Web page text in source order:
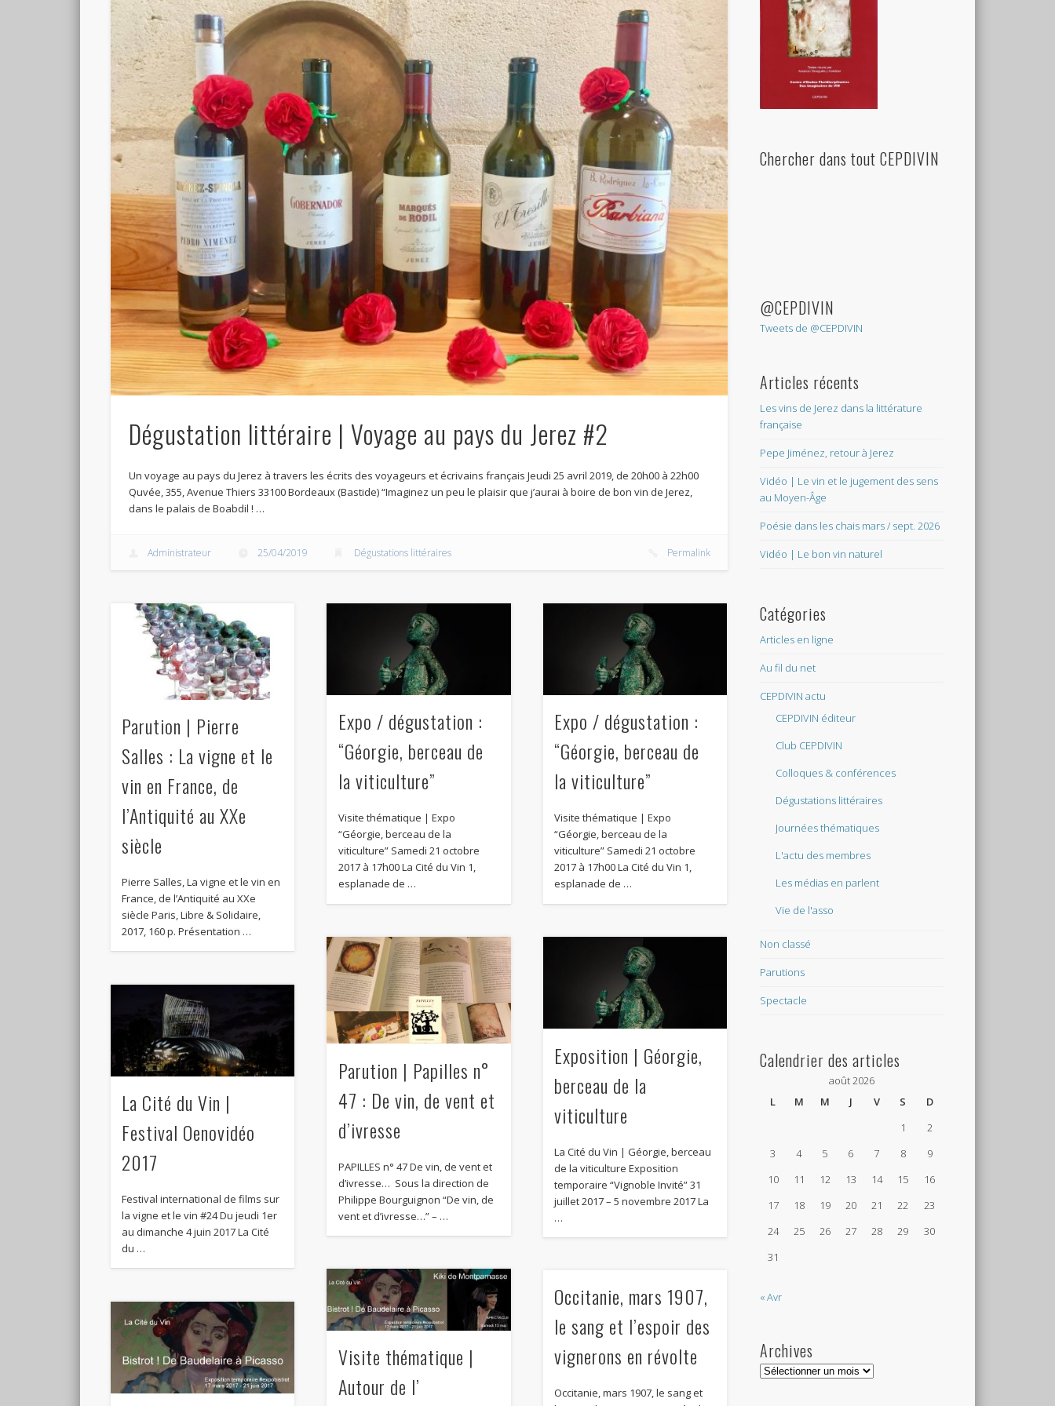
Dégustation littéraire | Voyage au pays du Jerez #2
Un voyage au pays du Jerez à travers les écrits des voyageurs et écrivains français Jeudi 25 avril 2019, de 20h00 à 22h00
Quvée, 355, Avenue Thiers 33100 Bordeaux (Bastide) “Imaginez un peu le plaisir que j’aurai à boire de bon vin de Jerez,
dans le palais de Boabdil ! …
Administrateur 25/04/2019 Dégustations littéraires Permalink
Parution | Pierre
Salles : La vigne et le
vin en France, de
l’Antiquité au XXe
siècle
Pierre Salles, La vigne et le vin en
France, de l’Antiquité au XXe
siècle Paris, Libre & Solidaire,
2017, 160 p. Présentation …
Expo / dégustation :
“Géorgie, berceau de
la viticulture”
Visite thématique | Expo
“Géorgie, berceau de la
viticulture” Samedi 21 octobre
2017 à 17h00 La Cité du Vin 1,
esplanade de …
Expo / dégustation :
“Géorgie, berceau de
la viticulture”
Visite thématique | Expo
“Géorgie, berceau de la
viticulture” Samedi 21 octobre
2017 à 17h00 La Cité du Vin 1,
esplanade de …
Parution | Papilles n°
47 : De vin, de vent et
d’ivresse
PAPILLES n° 47 De vin, de vent et
d’ivresse… Sous la direction de
Philippe Bourguignon “De vin, de
vent et d’ivresse…” – …
Exposition | Géorgie,
berceau de la
viticulture
La Cité du Vin | Géorgie, berceau
de la viticulture Exposition
temporaire “Vignoble Invité” 31
juillet 2017 – 5 novembre 2017 La
…
La Cité du Vin |
Festival Oenovidéo
2017
Festival international de films sur
la vigne et le vin #24 Du jeudi 1er
au dimanche 4 juin 2017 La Cité
du …
Visite thématique |
Autour de l’
Occitanie, mars 1907,
le sang et l’espoir des
vignerons en révolte
Occitanie, mars 1907, le sang et
Chercher dans tout CEPDIVIN
@CEPDIVIN
Tweets de @CEPDIVIN
Articles récents
Les vins de Jerez dans la littérature
française
Pepe Jiménez, retour à Jerez
Vidéo | Le vin et le jugement des sens
au Moyen-Âge
Poésie dans les chais mars / sept. 2026
Vidéo | Le bon vin naturel
Catégories
Articles en ligne
Au fil du net
CEPDIVIN actu
CEPDIVIN éditeur
Club CEPDIVIN
Colloques & conférences
Dégustations littéraires
Journées thématiques
L'actu des membres
Les médias en parlent
Vie de l'asso
Non classé
Parutions
Spectacle
Calendrier des articles
août 2026
L
M M J V S
D
1
2
3
4 5 6 7 8
9
10
11 12 13 14 15
16
17
18 19 20 21 22
23
24
25 26 27 28 29
30
31
« Avr
Archives
Archives